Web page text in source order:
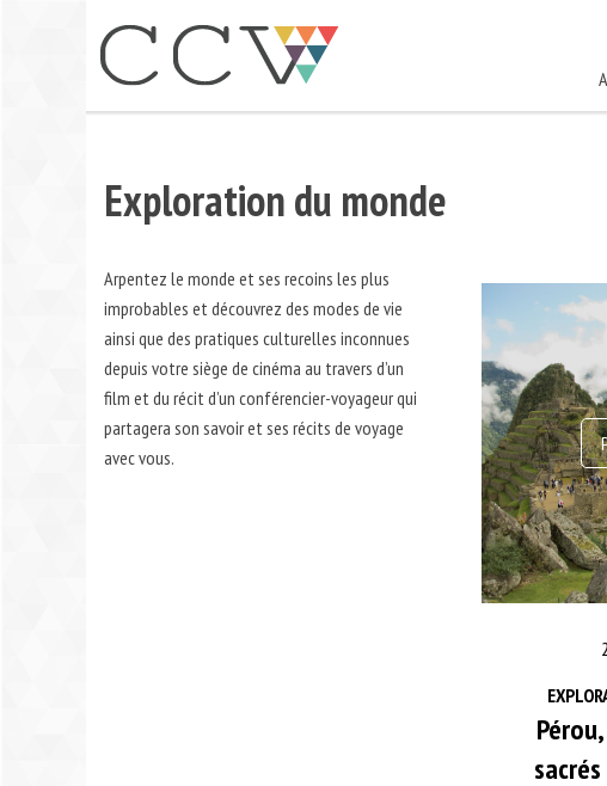
Exploration du monde
Arpentez le monde et ses recoins les plus
improbables et découvrez des modes de vie
ainsi que des pratiques culturelles inconnues
depuis votre siège de cinéma au travers d’un
film et du récit d’un conférencier-voyageur qui
partagera son savoir et ses récits de voyage
avec vous.